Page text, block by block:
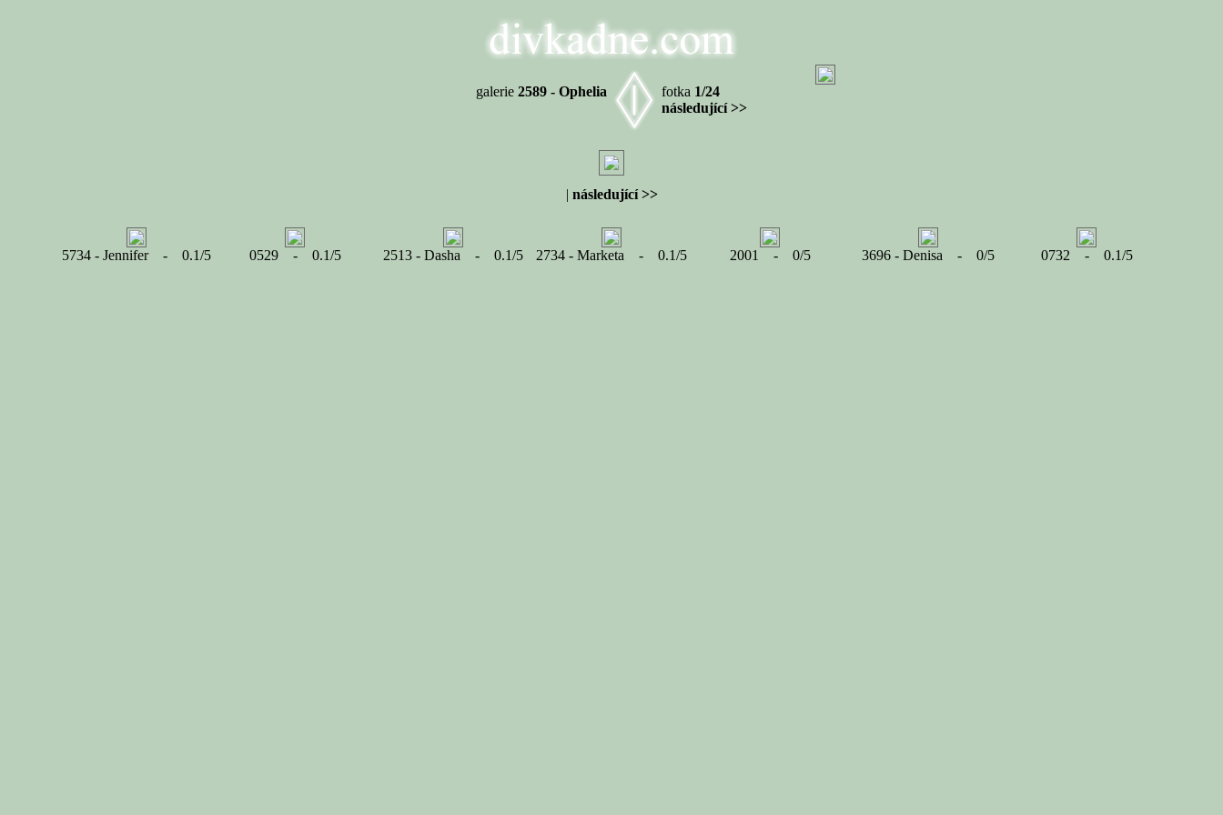
galerie 2589 - Ophelia fotka 1/24
následující >>
| následující >>
5734 - Jennifer - 0.1/5 0529 - 0.1/5 2513 - Dasha - 0.1/5 2734 - Marketa - 0.1/5 2001 - 0/5 3696 - Denisa - 0/5 0732 - 0.1/5